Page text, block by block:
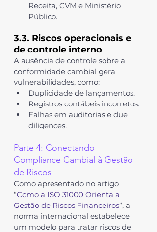
Receita, CVM e Ministério
Público.
3.3. Riscos operacionais e
de controle interno
A ausência de controle sobre a
conformidade cambial gera
vulnerabilidades, como:
Duplicidade de lançamentos.
Registros contábeis incorretos.
Falhas em auditorias e due
diligences.
Parte 4: Conectando
Compliance Cambial à Gestão
de Riscos
Como apresentado no artigo
“Como a ISO 31000 Orienta a
Gestão de Riscos Financeiros”, a
norma internacional estabelece
um modelo para tratar riscos de